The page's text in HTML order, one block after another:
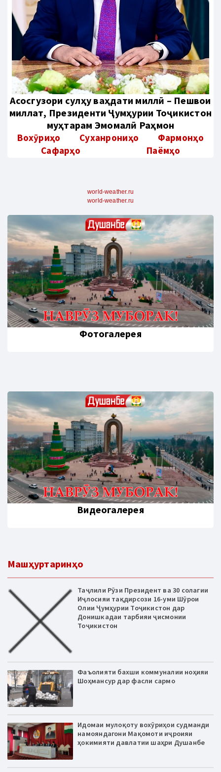
Aсосгузори сулҳу ваҳдати миллӣ – Пешвои
миллат, Президенти Ҷумҳурии Тоҷикистон
муҳтарам Эмомалӣ Раҳмон
Вохӯриҳо Суханрониҳо
Фармонҳо
Сафарҳо
Паёмҳо
world-weather.ru
world-weather.ru
Фотогалерея
Видеогалерея
Машҳуртаринҳо
Таҷлили Рӯзи Президент ва 30 солагии
Иҷлосияи тақдирсози 16-уми Шӯрои
Олии Ҷумҳурии Тоҷикистон дар
Донишкадаи тарбияи ҷисмонии
Тоҷикистон
Фаъолияти бахши коммуналии ноҳияи
Шоҳмансур дар фасли сармо
Идомаи мулоқоту вохӯриҳои судманди
намояндагони Мақомоти иҷроияи
ҳокимияти давлатии шаҳри Душанбе